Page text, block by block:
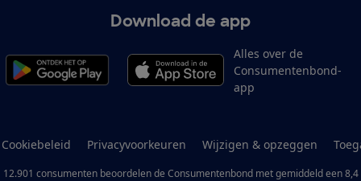
Download de app
Alles over de
Consumentenbond-
app
Cookiebeleid Privacyvoorkeuren Wijzigen & opzeggen
12.901 consumenten beoordelen de Consumentenbondmet gemiddeld een 8,4